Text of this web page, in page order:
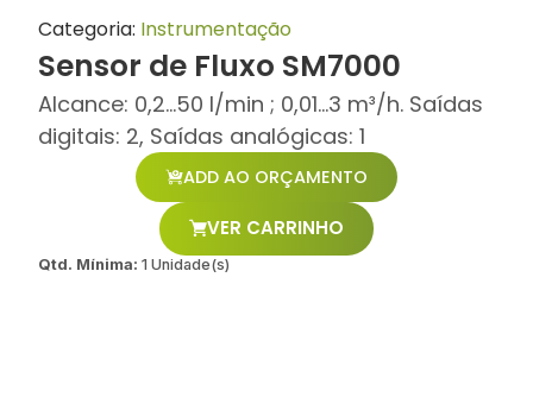
Categoria: Instrumentação
Sensor de Fluxo SM7000
Alcance: 0,2...50 l/min ; 0,01...3 m³/h. Saídas
digitais: 2, Saídas analógicas: 1
ADD AO ORÇAMENTO
VER CARRINHO
Qtd. Mínima: 1 Unidade(s)